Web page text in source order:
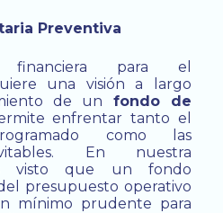
Preventiva
financiera para el
una visión a largo
de un fondo de
enfrentar tanto el
como las
En nuestra
visto que un fondo
presupuesto operativo
mínimo prudente para